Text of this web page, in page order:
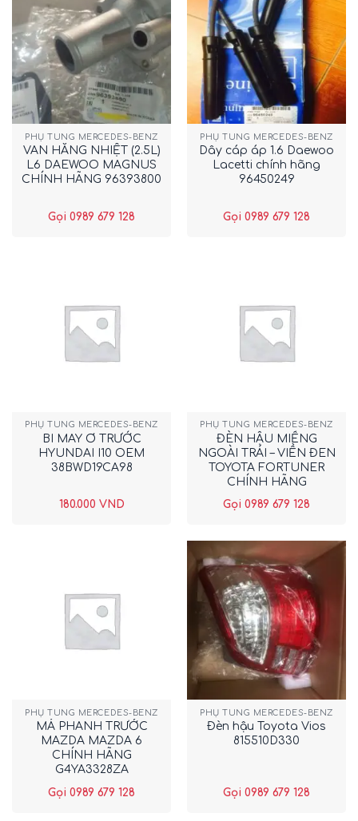
PHỤ TÙNG MERCEDES-BENZ
VAN HẰNG NHIỆT (2.5L)
L6 DAEWOO MAGNUS
CHÍNH HÃNG 96393800
Gọi 0989 679 128
PHỤ TÙNG MERCEDES-BENZ
Dây cáp áp 1.6 Daewoo
Lacetti chính hãng
96450249
Gọi 0989 679 128
PHỤ TÙNG MERCEDES-BENZ
BI MAY Ơ TRƯỚC
HYUNDAI I10 OEM
38BWD19CA98
180.000 VND
PHỤ TÙNG MERCEDES-BENZ
ĐÈN HẬU MIẾNG
NGOÀI TRÁI – VIỀN ĐEN
TOYOTA FORTUNER
CHÍNH HÃNG
Gọi 0989 679 128
PHỤ TÙNG MERCEDES-BENZ
MÁ PHANH TRƯỚC
MAZDA MAZDA 6
CHÍNH HÃNG
G4YA3328ZA
Gọi 0989 679 128
PHỤ TÙNG MERCEDES-BENZ
Đèn hậu Toyota Vios
815510D330
Gọi 0989 679 128